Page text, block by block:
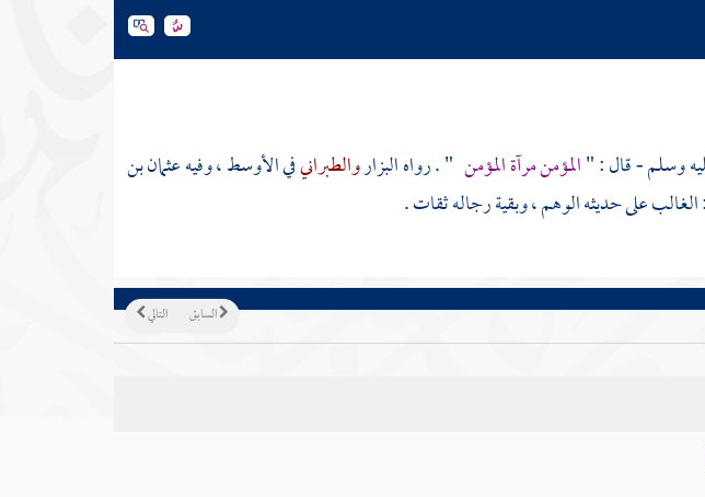
وسلم - قال : "المؤمن مرآة المؤمن " . رواهالبزاروالطبرانيفي الأوسط ، وفيهعثمان بن
: الغالب على حديثه الوهم ، وبقية رجاله ثقات .
التالي السابق